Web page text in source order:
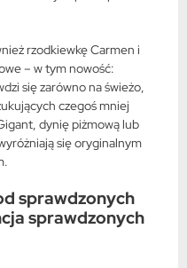
rzodkiewkę Carmen i
– w tym nowość:
się zarówno na świeżo,
czegoś mniej
dynię piżmową lub
się oryginalnym
sprawdzonych
sprawdzonych